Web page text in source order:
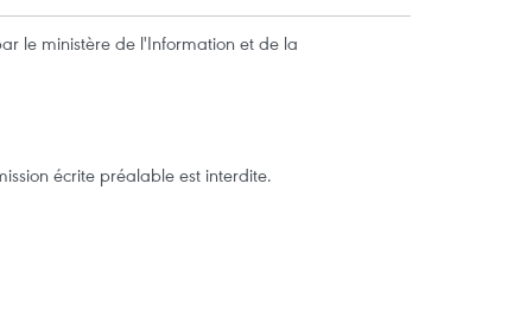
le ministère de l'Information et de la
écrite préalable est interdite.